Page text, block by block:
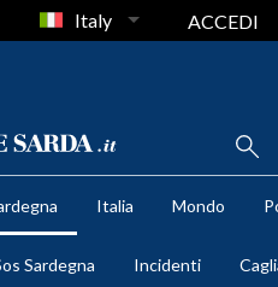
Italy ACCEDI
Italia Mondo
Sardegna Incidenti